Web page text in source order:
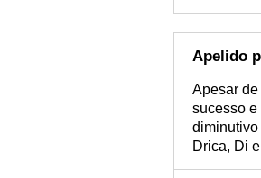
Apelido
Apesar
sucesso e
diminutivo
Drica, Di